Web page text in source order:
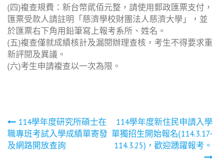
(四)複查規費：新台幣貮佰元整，請使用郵政匯票支付，
匯票受款人請註明「慈濟學校財團法人慈濟大學」，並
於匯票右下角用鉛筆寫上報考系所、姓名。
(五)複查僅就成績核計及漏閱辦理查核，考生不得要求重
新評閱及異議。
(六)考生申請複查以一次為限。
文
章
114學年度研究所碩士在
職專班考試入學成績單寄發
及網路開放查詢
114學年度新住民申請入學
單獨招生開始報名(114.3.17-
114.3.25)，歡迎踴躍報考。